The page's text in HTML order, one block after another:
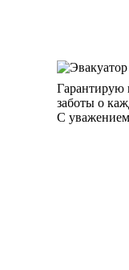
Гарантирую
заботы о
С